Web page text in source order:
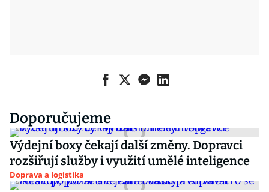
Doporučujeme
Výdejní boxy čekají další změny. Dopravci
rozšiřují služby i využití umělé inteligence
Doprava a logistika